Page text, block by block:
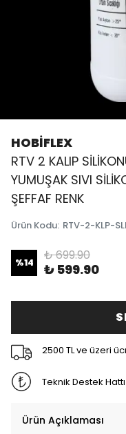
HOBİFLEX
RTV 2 KALIP
YUMUŞAK SIVI
ŞEFFAF RENK
Ürün Kodu: RTV-2-KLP-
%14 ₺ 699.90
₺ 599.90
2500 TL ve üzeri
Teknik Destek Hattı
Ürün Açıklaması